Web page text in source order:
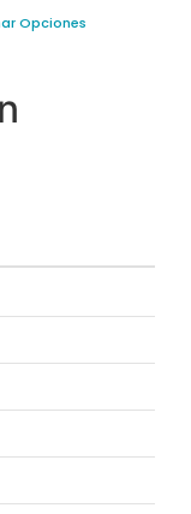
Opciones